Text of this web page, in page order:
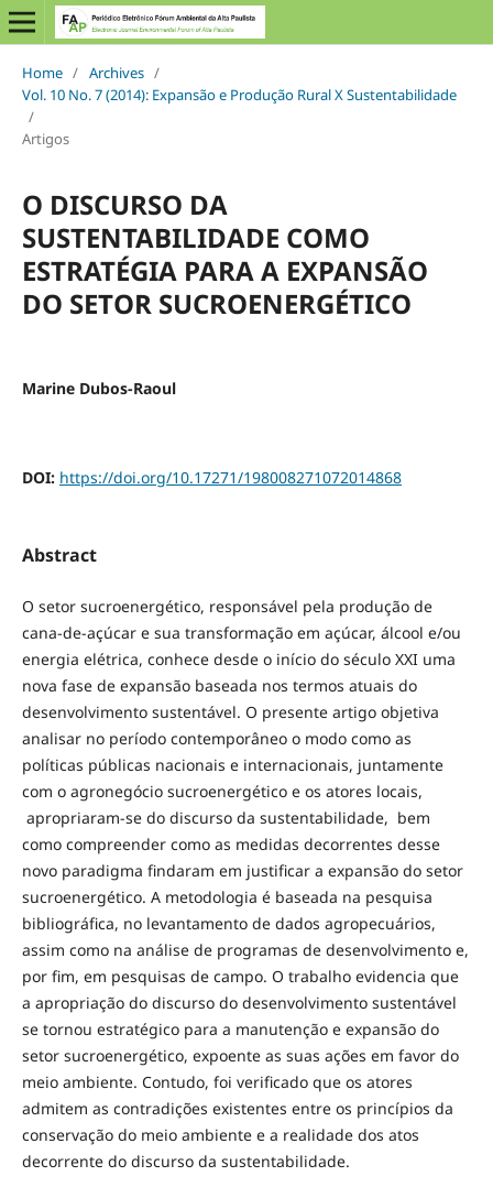
Home / Archives /
Vol. 10 No. 7 (2014): Expansão e Produção Rural X Sustentabilidade
/
Artigos
O DISCURSO DA
SUSTENTABILIDADE COMO
ESTRATÉGIA PARA A EXPANSÃO
DO SETOR SUCROENERGÉTICO
Marine Dubos-Raoul
DOI: https://doi.org/10.17271/198008271072014868
Abstract
O setor sucroenergético, responsável pela produção de
cana-de-açúcar e sua transformação em açúcar, álcool e/ou
energia elétrica, conhece desde o início do século XXI uma
nova fase de expansão baseada nos termos atuais do
desenvolvimento sustentável. O presente artigo objetiva
analisar no período contemporâneo o modo como as
políticas públicas nacionais e internacionais, juntamente
com o agronegócio sucroenergético e os atores locais,
apropriaram-se do discurso da sustentabilidade, bem
como compreender como as medidas decorrentes desse
novo paradigma findaram em justificar a expansão do setor
sucroenergético. A metodologia é baseada na pesquisa
bibliográfica, no levantamento de dados agropecuários,
assim como na análise de programas de desenvolvimento e,
por fim, em pesquisas de campo. O trabalho evidencia que
a apropriação do discurso do desenvolvimento sustentável
se tornou estratégico para a manutenção e expansão do
setor sucroenergético, expoente as suas ações em favor do
meio ambiente. Contudo, foi verificado que os atores
admitem as contradições existentes entre os princípios da
conservação do meio ambiente e a realidade dos atos
decorrente do discurso da sustentabilidade.